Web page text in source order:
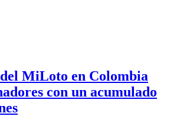
MiLoto en Colombia
con un acumulado